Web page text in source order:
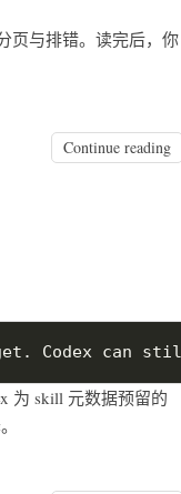
页与排错。读完后，你
Continue reading
为 skill 元数据预留的